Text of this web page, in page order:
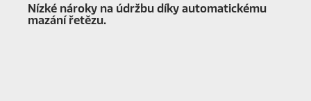
Nízké nároky na údržbu díky automatickému
mazání řetězu.